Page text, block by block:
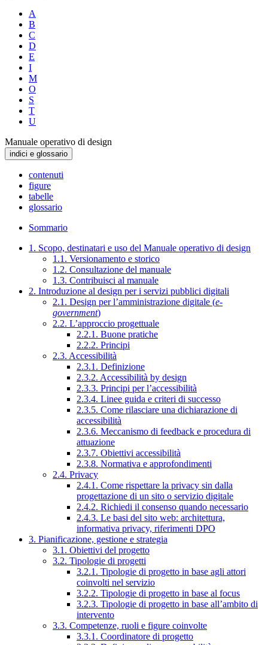
A
B
C
D
E
I
M
O
S
T
U
Manuale operativo di design
indici e glossario
contenuti
figure
tabelle
glossario
Sommario
1. Scopo, destinatari e uso del Manuale operativo di design
1.1. Versionamento e storico
1.2. Consultazione del manuale
1.3. Contribuisci al manuale
2. Introduzione al design per i servizi pubblici digitali
2.1. Design per l’amministrazione digitale (e-
government)
2.2. L’approccio progettuale
2.2.1. Buone pratiche
2.2.2. Principi
2.3. Accessibilità
2.3.1. Definizione
2.3.2. Accessibilità by design
2.3.3. Principi per l’accessibilità
2.3.4. Linee guida e criteri di successo
2.3.5. Come rilasciare una dichiarazione di
accessibilità
2.3.6. Meccanismo di feedback e procedura di
attuazione
2.3.7. Obiettivi accessibilità
2.3.8. Normativa e approfondimenti
2.4. Privacy
2.4.1. Come rispettare la privacy sin dalla
progettazione di un sito o servizio digitale
2.4.2. Richiedi il consenso quando necessario
2.4.3. Le basi del sito web: architettura,
informativa privacy, riferimenti DPO
3. Pianificazione, gestione e strategia
3.1. Obiettivi del progetto
3.2. Tipologie di progetti
3.2.1. Tipologie di progetto in base agli attori
coinvolti nel servizio
3.2.2. Tipologie di progetto in base al focus
3.2.3. Tipologie di progetto in base all’ambito di
intervento
3.3. Competenze, ruoli e figure coinvolte
3.3.1. Coordinatore di progetto